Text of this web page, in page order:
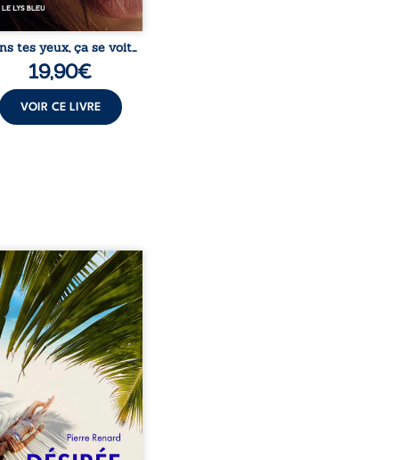
tes yeux, ça se voit…
19,90€
VOIR CE LIVRE
Pierre, jeune retraité,
qu’il est devenu une
femme métissée de
ans. À peine a-t-il
à apprivoiser ce
corps qu’Ange surgit
sa vie et fait vaciller
ses certitudes. Entre
est immédiate,
jusqu’à ce qu’un
familial fasse planer
: et s’ils étaient
demi-frère et ...